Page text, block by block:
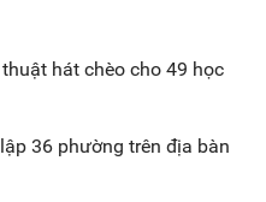
hát chèo cho 49 học
36 phường trên địa bàn